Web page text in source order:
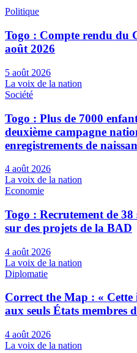
Politique
Togo : Compte rendu du
août 2026
5 août 2026
La voix de la nation
Société
Togo : Plus de 7000
deuxième campagne
enregistrements de
4 août 2026
La voix de la nation
Economie
Togo : Recrutement de
sur des projets de la BAD
4 août 2026
La voix de la nation
Diplomatie
Correct the Map : «
aux seuls États membres
4 août 2026
La voix de la nation